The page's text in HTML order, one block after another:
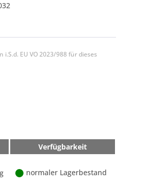
EU VO 2023/988 für dieses
Verfügbarkeit
normaler Lagerbestand